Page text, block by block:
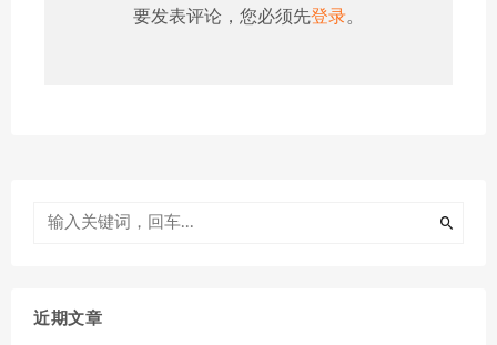
要发表评论，您必须先登录。
近期文章